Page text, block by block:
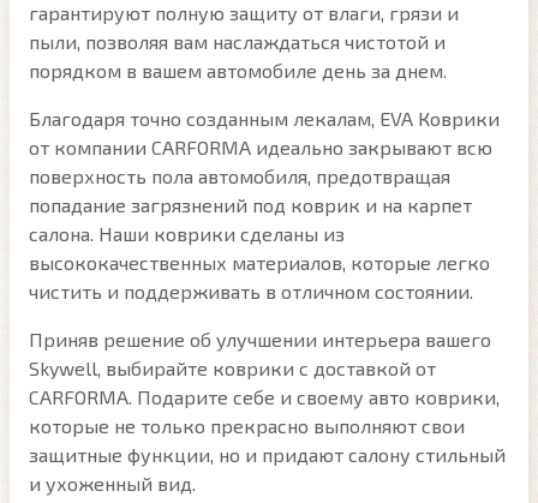
гарантируют полную защиту от влаги, грязи и
пыли, позволяя вам наслаждаться чистотой и
порядком в вашем автомобиле день за днем.
Благодаря точно созданным лекалам, EVA Коврики
от компании CARFORMA идеально закрывают всю
поверхность пола автомобиля, предотвращая
попадание загрязнений под коврик и на карпет
салона. Наши коврики сделаны из
высококачественных материалов, которые легко
чистить и поддерживать в отличном состоянии.
Приняв решение об улучшении интерьера вашего
Skywell, выбирайте коврики с доставкой от
CARFORMA. Подарите себе и своему авто коврики,
которые не только прекрасно выполняют свои
защитные функции, но и придают салону стильный
и ухоженный вид.